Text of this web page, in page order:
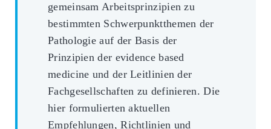
gemeinsam Arbeitsprinzipien zu
bestimmten Schwerpunktthemen der
Pathologie auf der Basis der
Prinzipien der evidence based
medicine und der Leitlinien der
Fachgesellschaften zu definieren. Die
hier formulierten aktuellen
Empfehlungen, Richtlinien und